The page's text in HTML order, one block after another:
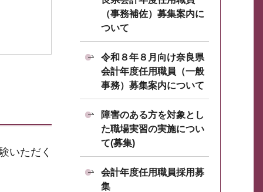
いただく
（事務補佐）募集案内に
ついて
令和８年８月向け奈良県
会計年度任用職員（一般
事務）募集案内について
障害のある方を対象とし
た職場実習の実施につい
て(募集)
会計年度任用職員採用募
集